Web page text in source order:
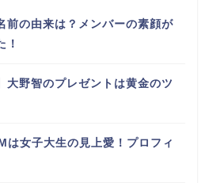
前の由来は？メンバーの素顔が
！
大野智のプレゼントは黄金のツ
女子大生の見上愛！プロフィ